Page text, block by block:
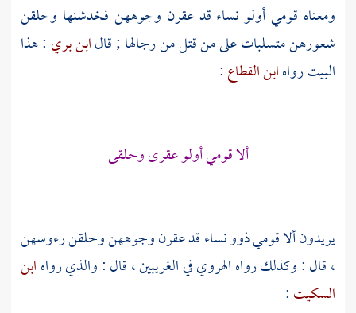
ومعناه قومي أولو نساء قد عقرن وجوههن فخدشنها وحلقن
شعورهن متسلبات على من قتل من رجالها ; قالابن بري : هذا
البيت رواهابن القطاع:
ألا قومي أولو عقرى وحلقى
يريدون ألا قومي ذوو نساء قد عقرن وجوههن وحلقن رءوسهن
، قال : وكذلك رواه الهروي في الغريبين ، قال : والذي رواهابن
السكيت: